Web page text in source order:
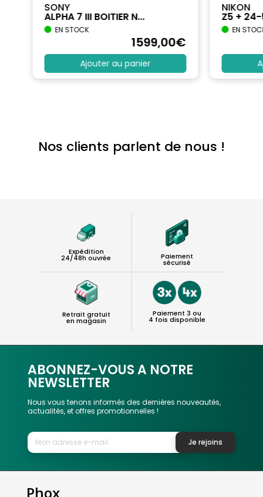
SONY
ALPHA 7 III BOITIER N...
EN STOCK
1599,00€
Ajouter au panier
NIKON
Z5 +
EN
Nos clients parlent de nous !
Expédition
24/48h ouvrée Paiement
sécurisé
Retrait gratuit
en magasin
Paiement 3 ou
4 fois disponible
ABONNEZ-VOUS A NOTRE
NEWSLETTER
Nous vous tenons informés des dernières nouveautés,
actualités, et offres promotionnelles !
Je rejoins
Phox